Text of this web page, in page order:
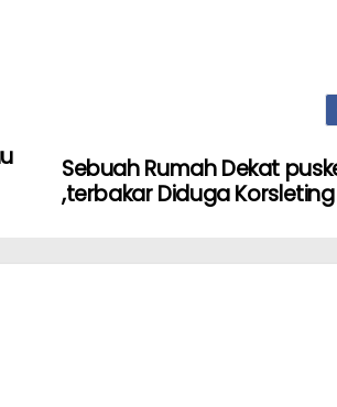
Sebuah Rumah Dekat
,terbakar Diduga Korsleting